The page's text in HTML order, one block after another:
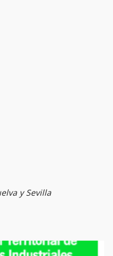
y Sevilla